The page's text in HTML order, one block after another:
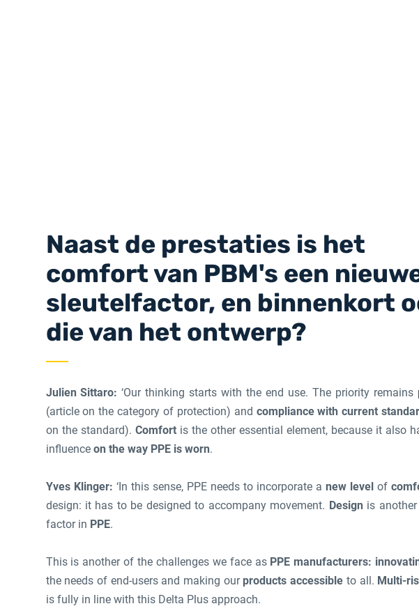
Naast de prestaties is het
comfort van PBM's een
sleutelfactor, en binnenkort
die van het ontwerp?
Julien Sittaro:‘Our thinking starts with the end use. The priority remains
(article on the category of protection) and compliance with current
on the standard). Comfortis the other essential element, because it also
influence on the way PPE is worn.
Yves Klinger: ‘In this sense, PPE needs to incorporate a new levelof
design: it has to be designed to accompany movement. Design is
factor in PPE.
This is another of the challenges we face as PPE manufacturers:
the needs of end-users and making our products accessible to all. Multi-
is fully in line with this Delta Plus approach.